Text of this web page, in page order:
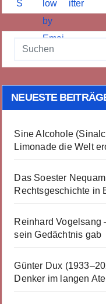
NEUESTE
Sine Alcohole
Limonade die Welt
Das Soester
Rechtsgeschichte in
Reinhard Vogelsang
sein Gedächtnis gab
Günter Dux
Denker im langen